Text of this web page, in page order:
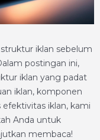
iklan sebelum
postingan ini,
iklan yang padat
iklan, komponen
iklan, kami
Anda untuk
membaca!